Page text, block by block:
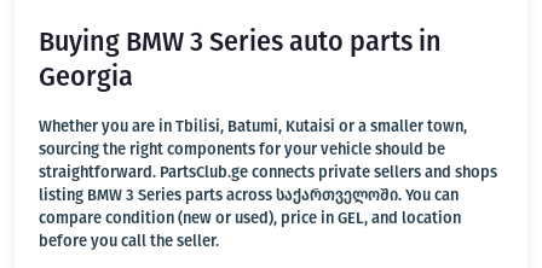
Buying BMW 3 Series auto parts in
Georgia
Whether you are in Tbilisi, Batumi, Kutaisi or a smaller town,
sourcing the right components for your vehicle should be
straightforward. PartsClub.ge connects private sellers and shops
listing BMW 3 Series parts across საქართველოში. You can
compare condition (new or used), price in GEL, and location
before you call the seller.